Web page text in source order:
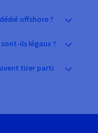
offshore ?
ils légaux ?
tirer parti